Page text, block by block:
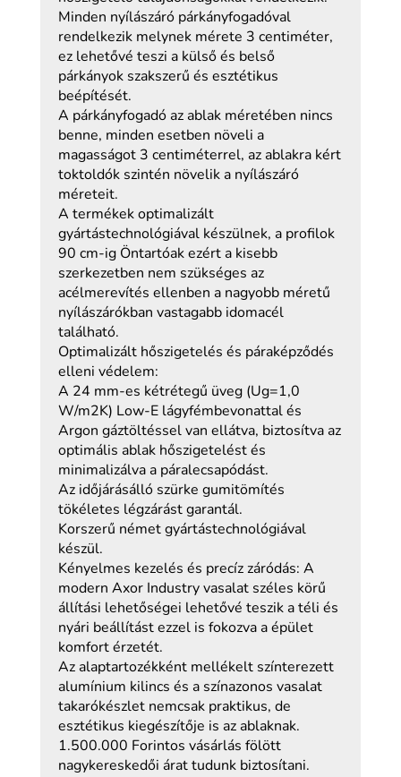
Minden nyílászáró párkányfogadóval
rendelkezik melynek mérete 3 centiméter,
ez lehetővé teszi a külső és belső
párkányok szakszerű és esztétikus
beépítését.
A párkányfogadó az ablak méretében nincs
benne, minden esetben növeli a
magasságot 3 centiméterrel, az ablakra kért
toktoldók szintén növelik a nyílászáró
méreteit.
A termékek optimalizált
gyártástechnológiával készülnek, a profilok
90 cm-ig Öntartóak ezért a kisebb
szerkezetben nem szükséges az
acélmerevítés ellenben a nagyobb méretű
nyílászárókban vastagabb idomacél
található.
Optimalizált hőszigetelés és páraképződés
elleni védelem:
A 24 mm-es kétrétegű üveg (Ug=1,0
W/m2K) Low-E lágyfémbevonattal és
Argon gáztöltéssel van ellátva, biztosítva az
optimális ablak hőszigetelést és
minimalizálva a páralecsapódást.
Az időjárásálló szürke gumitömítés
tökéletes légzárást garantál.
Korszerű német gyártástechnológiával
készül.
Kényelmes kezelés és precíz záródás: A
modern Axor Industry vasalat széles körű
állítási lehetőségei lehetővé teszik a téli és
nyári beállítást ezzel is fokozva a épület
komfort érzetét.
Az alaptartozékként mellékelt színterezett
alumínium kilincs és a színazonos vasalat
takarókészlet nemcsak praktikus, de
esztétikus kiegészítője is az ablaknak.
1.500.000 Forintos vásárlás fölött
nagykereskedői árat tudunk biztosítani.